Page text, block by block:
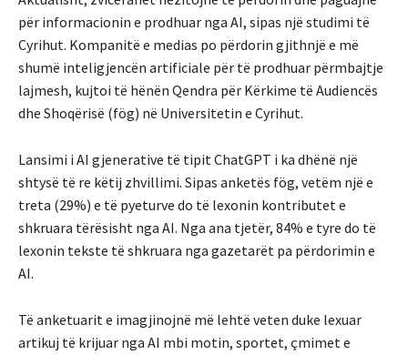
për informacionin e prodhuar nga AI, sipas një studimi të
Cyrihut. Kompanitë e medias po përdorin gjithnjë e më
shumë inteligjencën artificiale për të prodhuar përmbajtje
lajmesh, kujtoi të hënën Qendra për Kërkime të Audiencës
dhe Shoqërisë (fög) në Universitetin e Cyrihut.
Lansimi i AI gjenerative të tipit ChatGPT i ka dhënë një
shtysë të re këtij zhvillimi. Sipas anketës fög, vetëm një e
treta (29%) e të pyeturve do të lexonin kontributet e
shkruara tërësisht nga AI. Nga ana tjetër, 84% e tyre do të
lexonin tekste të shkruara nga gazetarët pa përdorimin e
AI.
Të anketuarit e imagjinojnë më lehtë veten duke lexuar
artikuj të krijuar nga AI mbi motin, sportet, çmimet e